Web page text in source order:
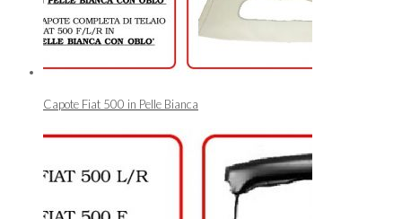
Capote Fiat 500 in Pelle Bianca